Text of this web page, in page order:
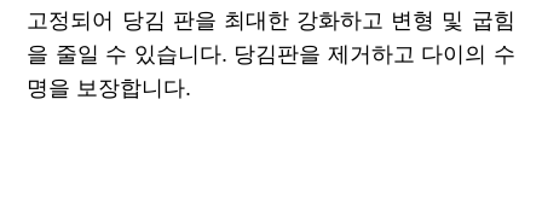
고정되어 당김 판을 최대한 강화하고 변형 및 굽힘
을 줄일 수 있습니다. 당김판을 제거하고 다이의 수
명을 보장합니다.